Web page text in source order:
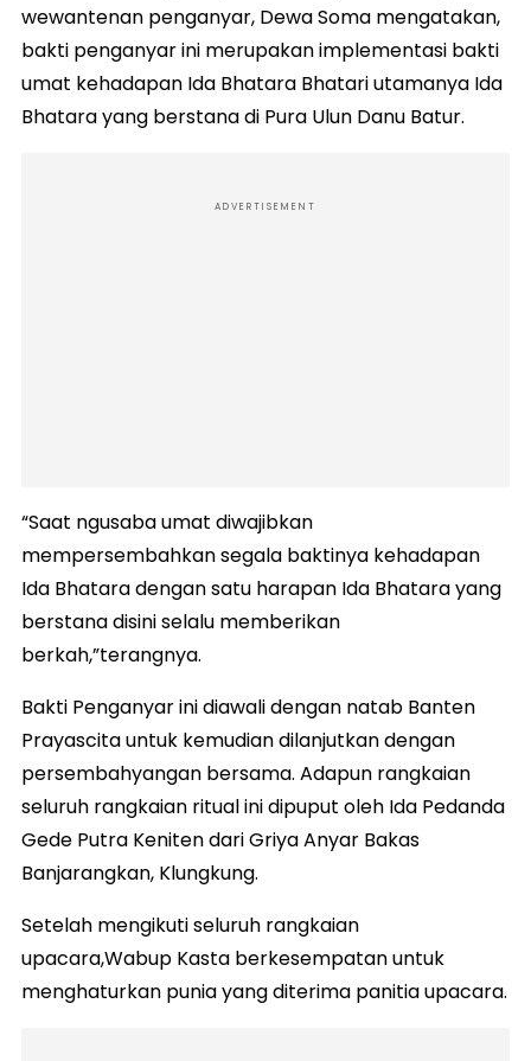
wewantenan penganyar, Dewa Soma mengatakan,
bakti penganyar ini merupakan implementasi bakti
umat kehadapan Ida Bhatara Bhatari utamanya Ida
Bhatara yang berstana di Pura Ulun Danu Batur.
ADVERTISEMENT
“Saat ngusaba umat diwajibkan
mempersembahkan segala baktinya kehadapan
Ida Bhatara dengan satu harapan Ida Bhatara yang
berstana disini selalu memberikan
berkah,”terangnya.
Bakti Penganyar ini diawali dengan natab Banten
Prayascita untuk kemudian dilanjutkan dengan
persembahyangan bersama. Adapun rangkaian
seluruh rangkaian ritual ini dipuput oleh Ida Pedanda
Gede Putra Keniten dari Griya Anyar Bakas
Banjarangkan, Klungkung.
Setelah mengikuti seluruh rangkaian
upacara,Wabup Kasta berkesempatan untuk
menghaturkan punia yang diterima panitia upacara.